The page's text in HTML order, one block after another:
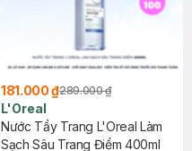
181.000 ₫289.000 ₫
L'Oreal
Nước Tẩy Trang L'Oreal Làm
Sạch Sâu Trang Điểm 400ml